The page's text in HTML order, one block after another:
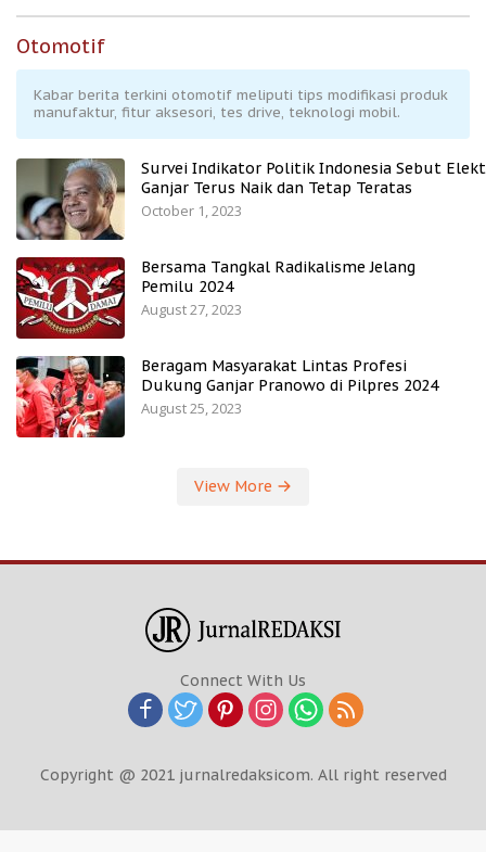
Otomotif
Kabar berita terkini otomotif meliputi tips modifikasi produk
manufaktur, fitur aksesori, tes drive, teknologi mobil.
Survei Indikator Politik Indonesia Sebut
Ganjar Terus Naik dan Tetap Teratas
October 1, 2023
Bersama Tangkal Radikalisme Jelang
Pemilu 2024
August 27, 2023
Beragam Masyarakat Lintas Profesi
Dukung Ganjar Pranowo di Pilpres 2024
August 25, 2023
View More
Connect With Us
Copyright @ 2021 jurnalredaksicom. All right reserved